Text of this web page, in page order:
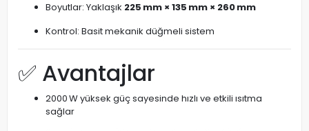
Boyutlar: Yaklaşık 225 mm × 135 mm × 260 mm
Kontrol: Basit mekanik düğmeli sistem
✅ Avantajlar
2000 W yüksek güç sayesinde hızlı ve etkili ısıtma
sağlar